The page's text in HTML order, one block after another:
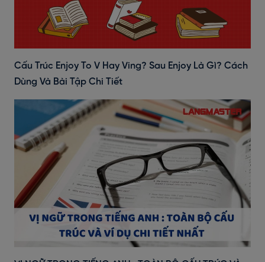
Cấu Trúc Enjoy To V Hay Ving? Sau Enjoy Là Gì? Cách
Dùng Và Bài Tập Chi Tiết